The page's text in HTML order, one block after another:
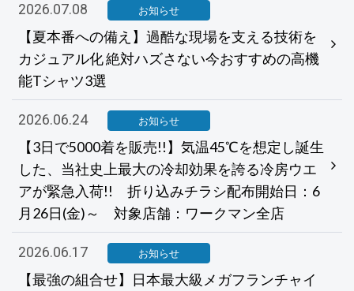
2026.07.08 お知らせ
【夏本番への備え】過酷な現場を支える技術を
カジュアル化 絶対ハズさない今おすすめの高機
能Tシャツ3選
2026.06.24 お知らせ
【3日で5000着を販売!!】気温45℃を想定し誕生
した、当社史上最大の冷却効果を誇る冷房ウエ
アが緊急入荷!! 折り込みチラシ配布開始日：6
月26日(金)～ 対象店舗：ワークマン全店
2026.06.17 お知らせ
【最強の組合せ】日本最大級メガフランチャイ